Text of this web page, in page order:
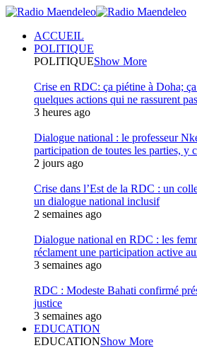
ACCUEIL
POLITIQUE
POLITIQUEShow More
Crise en RDC: ça piétine à Doha;
quelques actions qui ne rassurent pas
3 heures ago
Dialogue national : le professeur
participation de toutes les parties, y
2 jours ago
Crise dans l’Est de la RDC : un
un dialogue national inclusif
2 semaines ago
Dialogue national en RDC : les
réclament une participation active
3 semaines ago
RDC : Modeste Bahati confirmé
justice
3 semaines ago
EDUCATION
EDUCATIONShow More